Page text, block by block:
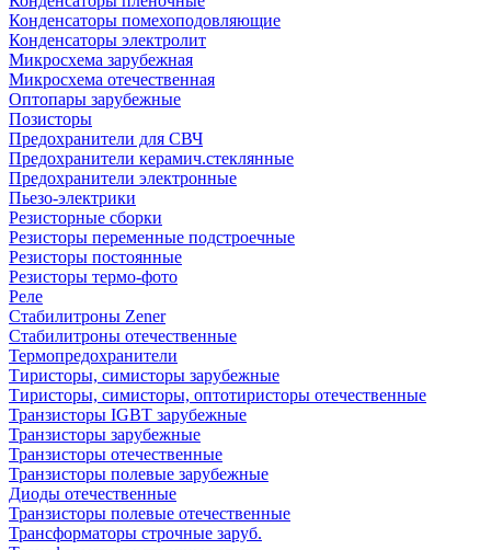
Конденсаторы помехоподовляющие
Конденсаторы электролит
Микросхема зарубежная
Микросхема отечественная
Оптопары зарубежные
Позисторы
Предохранители для СВЧ
Предохранители керамич.стеклянные
Предохранители электронные
Пьезо-электрики
Резисторные сборки
Резисторы переменные подстроечные
Резисторы постоянные
Резисторы термо-фото
Реле
Стабилитроны Zener
Стабилитроны отечественные
Термопредохранители
Тиристоры, симисторы зарубежные
Тиристоры, симисторы, оптотиристоры отечественные
Транзисторы IGBT зарубежные
Транзисторы зарубежные
Транзисторы отечественные
Транзисторы полевые зарубежные
Диоды отечественные
Транзисторы полевые отечественные
Трансформаторы строчные заруб.